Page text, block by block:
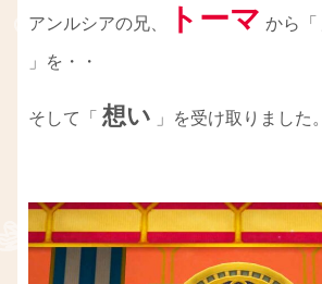
アンルシアの兄、 トーマ から「
」を・・
そして「 想い 」を受け取りました。